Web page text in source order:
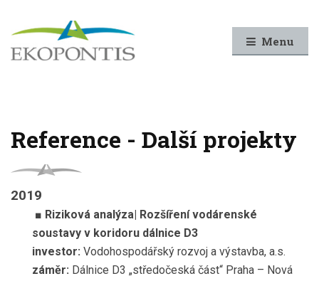
Menu
Reference - Další projekty
2019
■ Riziková analýza| Rozšíření vodárenské
soustavy v koridoru dálnice D3
investor: Vodohospodářský rozvoj a výstavba, a.s.
záměr: Dálnice D3 „středočeská část“ Praha – Nová